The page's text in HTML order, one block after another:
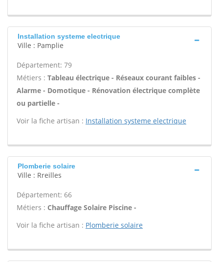
Installation systeme electrique
Ville : Pamplie
Département: 79
Métiers : Tableau électrique - Réseaux courant faibles -
Alarme - Domotique - Rénovation électrique complète
ou partielle -
Voir la fiche artisan : Installation systeme electrique
Plomberie solaire
Ville : Rreilles
Département: 66
Métiers : Chauffage Solaire Piscine -
Voir la fiche artisan : Plomberie solaire